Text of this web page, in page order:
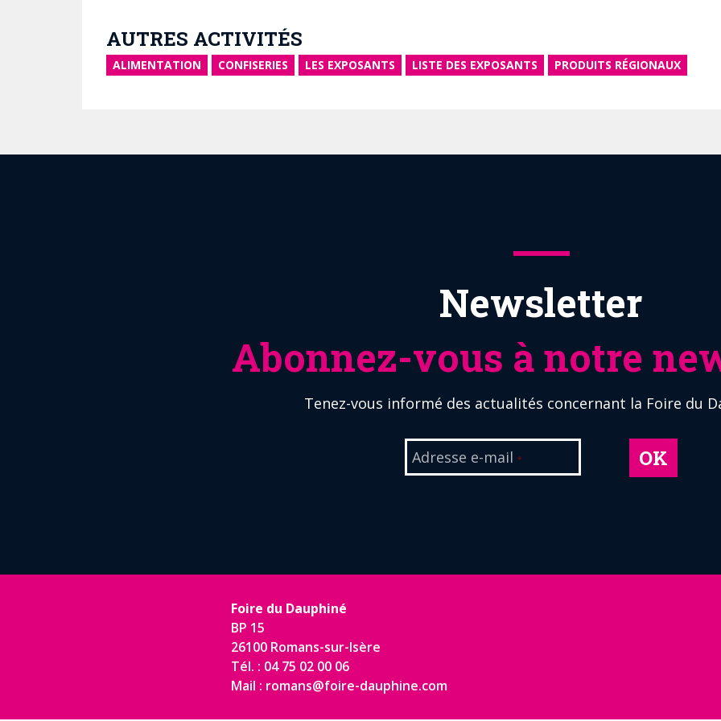
AUTRES ACTIVITÉS
ALIMENTATION CONFISERIES LES EXPOSANTS LISTE DES EXPOSANTS PRODUITS RÉGIONAUX
Newsletter
Abonnez-vous à notre
Tenez-vous informé des actualités concernant la Foire du
Adresse e-mail * OK
Foire du Dauphiné
BP 15
26100 Romans-sur-Isère
Tél. : 04 75 02 00 06
Mail : romans@foire-dauphine.com